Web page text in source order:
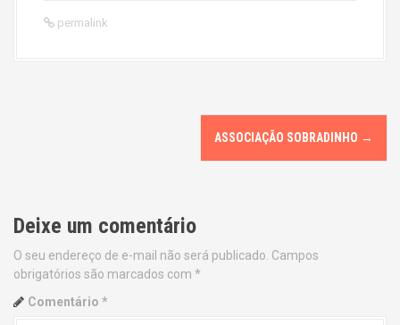
permalink
t
n
a
ASSOCIAÇÃO SOBRADINHO →
Deixe um comentário
O seu endereço de e-mail não será publicado. Campos
obrigatórios são marcados com *
Comentário *